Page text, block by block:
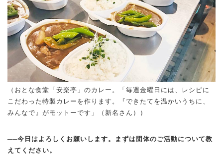
（おとな食堂「安楽亭」のカレー。「毎週金曜日には、レシピに
こだわった特製カレーを作ります。『できたてを温かいうちに、
みんなで』がモットーです」（新名さん））
──今日はよろしくお願いします。まずは団体のご活動について教
えてください。